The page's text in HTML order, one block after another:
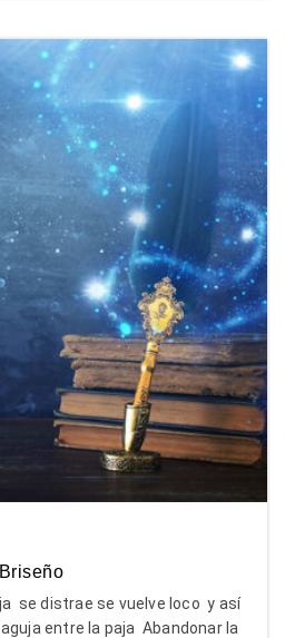
se distrae se vuelve loco y así
entre la paja Abandonar la